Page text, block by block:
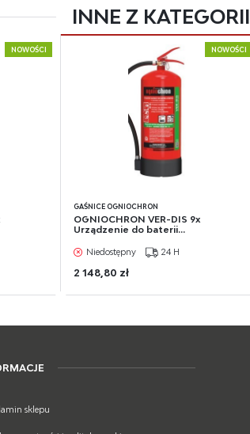
INNE Z KATEGORII
NOWOŚCI NOWOŚCI
GAŚNICE OGNIOCHRON
OGNIOCHRON VER-DIS 9x
Urządzenie do baterii...
Niedostępny 24 H
2 148,80 zł
sklepu